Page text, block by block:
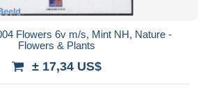
Flowers 6v m/s, Mint NH, Nature -
Flowers & Plants
± 17,34 US$